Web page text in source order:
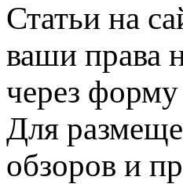
Статьи на
ваши права
через
Для
обзоров и